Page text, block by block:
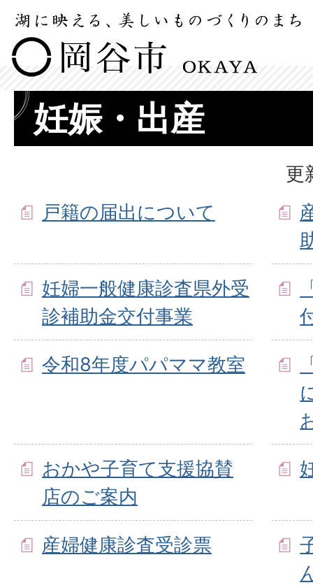
妊娠・出産
更
戸籍の届出について
妊婦一般健康診査県外受
診補助金交付事業
令和8年度パパママ教室
おかや子育て支援協賛
店のご案内
産婦健康診査受診票